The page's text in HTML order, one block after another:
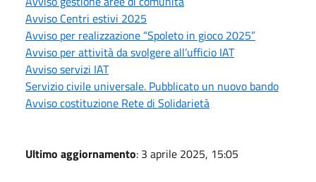
Avviso Centri estivi 2025
Avviso per realizzazione “Spoleto in gioco 2025”
Avviso per attività da svolgere all’ufficio IAT
Avviso servizi IAT
Servizio civile universale. Pubblicato un nuovo bando
Avviso costituzione Rete di Solidarietà
Ultimo aggiornamento: 3 aprile 2025, 15:05